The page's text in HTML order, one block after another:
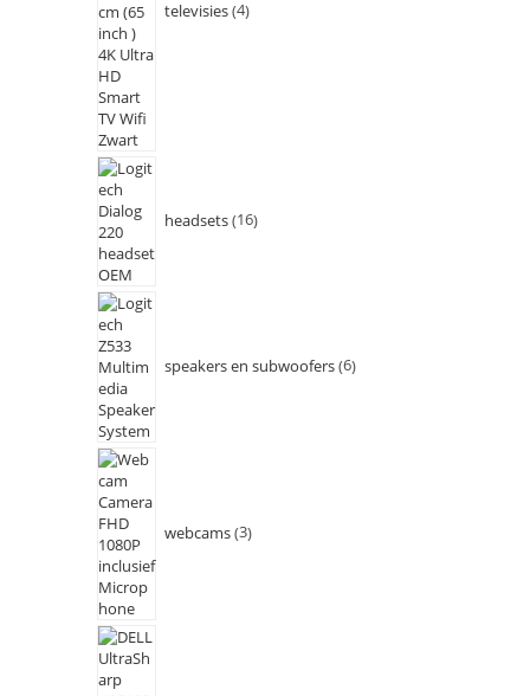
televisies 4
headsets 16
speakers en subwoofers 6
webcams 3